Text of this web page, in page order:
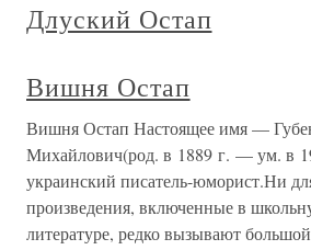
Длуский Остап
Вишня Остап
Вишня Остап Настоящее имя —
Михайлович(род. в 1889 г. — ум. в
украинский писатель-юморист.Ни
произведения, включенные в
литературе, редко вызывают